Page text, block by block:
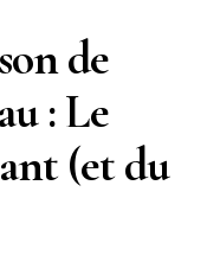
de
: Le
(et du